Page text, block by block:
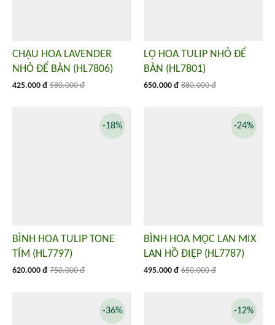
CHẬU HOA LAVENDER
NHỎ ĐỂ BÀN (HL7806)
425.000 đ 580.000 đ
LỌ HOA TULIP NHỎ ĐỂ
BÀN (HL7801)
650.000 đ 880.000 đ
BÌNH HOA TULIP TONE
TÍM (HL7797)
620.000 đ 750.000 đ
-18%
BÌNH HOA MỘC LAN MIX
LAN HỒ ĐIỆP (HL7787)
495.000 đ 650.000 đ
-24%
-36% -12%